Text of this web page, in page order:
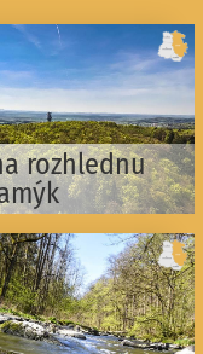
rozhlednu